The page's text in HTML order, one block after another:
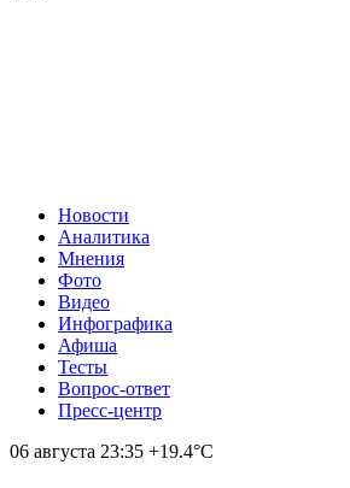
Новости
Аналитика
Мнения
Фото
Видео
Инфографика
Афиша
Тесты
Вопрос-ответ
Пресс-центр
06 августа 23:35 +19.4°С